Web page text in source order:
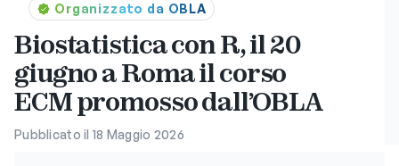
Organizzato da OBLA
Biostatistica con R, il 20
giugno a Roma il corso
ECM promosso dall’OBLA
Pubblicato il 18 Maggio 2026